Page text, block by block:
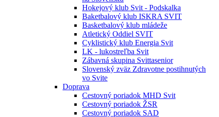
Hokejový klub Svit - Podskalka
Baketbalový klub ISKRA SVIT
Basketbalový klub mládeže
Atletický Oddiel SVIT
Cyklistický klub Energia Svit
LK - lukostreľba Svit
Zábavná skupina Svittasenior
Slovenský zväz Zdravotne postihnutých
vo Svite
Doprava
Cestovný poriadok MHD Svit
Cestovný poriadok ŽSR
Cestovný poriadok SAD